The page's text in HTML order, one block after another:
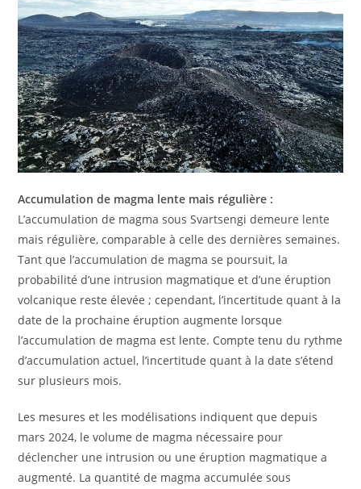
Accumulation de magma lente mais régulière :
L’accumulation de magma sous Svartsengi demeure lente
mais régulière, comparable à celle des dernières semaines.
Tant que l’accumulation de magma se poursuit, la
probabilité d’une intrusion magmatique et d’une éruption
volcanique reste élevée ; cependant, l’incertitude quant à la
date de la prochaine éruption augmente lorsque
l’accumulation de magma est lente. Compte tenu du rythme
d’accumulation actuel, l’incertitude quant à la date s’étend
sur plusieurs mois.
Les mesures et les modélisations indiquent que depuis
mars 2024, le volume de magma nécessaire pour
déclencher une intrusion ou une éruption magmatique a
augmenté. La quantité de magma accumulée sous